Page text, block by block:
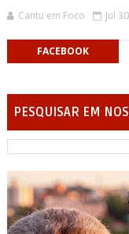
Cantu em Foco Jul
FACEBOOK
PESQUISAR EM